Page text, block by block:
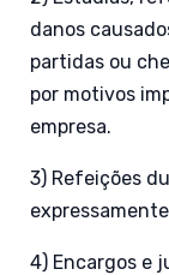
danos
partidas ou
por motivos
empresa.
3) Refeições
4) Encargos e